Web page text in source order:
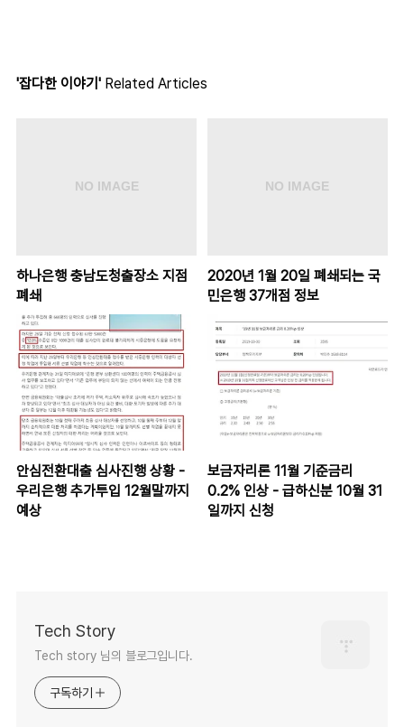
'잡다한 이야기' Related Articles
하나은행 충남도청출장소 지점
폐쇄
2020년 1월 20일 폐쇄되는 국
민은행 37개점 정보
안심전환대출 심사진행 상황 -
우리은행 추가투입 12월말까지
예상
보금자리론 11월 기준금리
0.2% 인상 - 급하신분 10월 31
일까지 신청
Tech Story
Tech story 님의 블로그입니다.
구독하기